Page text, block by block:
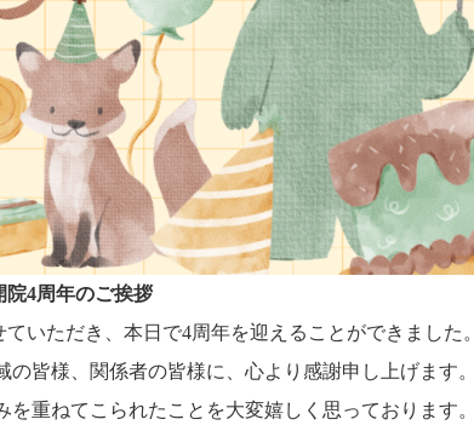
院4周年のご挨拶
いただき、本日で4周年を迎えることができました。
皆様、関係者の皆様に、心より感謝申し上げます。
重ねてこられたことを大変嬉しく思っております。